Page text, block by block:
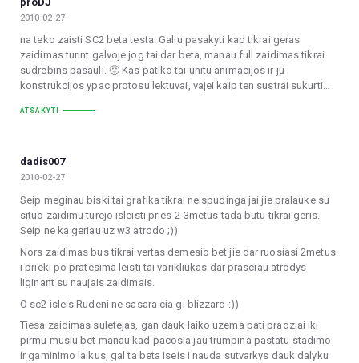
2010-02-27
na teko zaisti SC2 beta testa. Galiu pasakyti kad tikrai geras
zaidimas turint galvoje jog tai dar beta, manau full zaidimas tikrai
sudrebins pasauli. 🙂 Kas patiko tai unitu animacijos ir ju
konstrukcijos ypac protosu lektuvai, vajei kaip ten sustrai sukurti…
ATSAKYTI
dadis007
2010-02-27
Seip meginau biski tai grafika tikrai neispudinga jai jie pralauke su
situo zaidimu turejo isleisti pries 2-3metus tada butu tikrai geris.
Seip ne ka geriau uz w3 atrodo ;))
Nors zaidimas bus tikrai vertas demesio bet jie dar ruosiasi 2metus
i prieki po pratesima leisti tai varikliukas dar prasciau atrodys
liginant su naujais zaidimais.
O sc2 isleis Rudeni ne sasara cia gi blizzard :))
Tiesa zaidimas suletejas, gan dauk laiko uzema pati pradziai iki
pirmu musiu bet manau kad pacosia jau trumpina pastatu stadimo
ir gaminimo laikus, gal ta beta iseis i nauda sutvarkys dauk dalyku